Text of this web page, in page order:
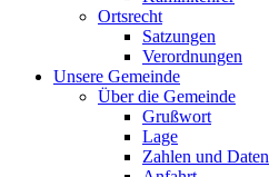
Ortsrecht
Satzungen
Verordnungen
Unsere Gemeinde
Über die Gemeinde
Grußwort
Lage
Zahlen und Daten